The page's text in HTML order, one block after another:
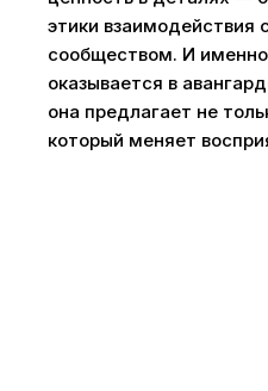
этики взаимодействия
сообществом. И именно
оказывается в
она предлагает не
который меняет